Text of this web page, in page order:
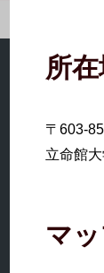
所
〒603-
立命館
マ